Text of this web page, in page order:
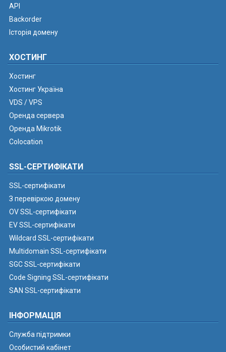
API
Backorder
Історія домену
ХОСТИНГ
Хостинг
Хостинг Україна
VDS / VPS
Оренда сервера
Оренда Mikrotik
Colocation
SSL-СЕРТИФІКАТИ
SSL-сертифікати
З перевіркою домену
OV SSL-сертифікати
EV SSL-сертифікати
Wildcard SSL-сертифікати
Multidomain SSL-сертифікати
SGC SSL-сертифікати
Code Signing SSL-сертифікати
SAN SSL-сертифікати
ІНФОРМАЦІЯ
Служба підтримки
Особистий кабінет